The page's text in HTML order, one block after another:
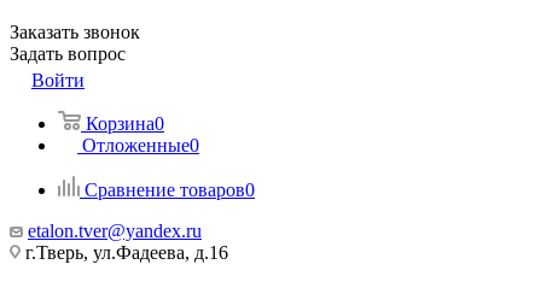
Заказать звонок
Задать вопрос
Войти
Корзина0
Отложенные0
Сравнение товаров0
etalon.tver@yandex.ru
г.Тверь, ул.Фадеева, д.16